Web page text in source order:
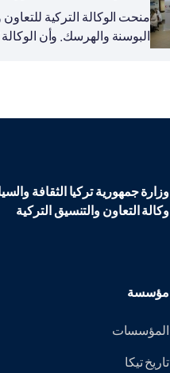
منحت الوكالة التركية
البوسنة والهرسك. وأن
وزارة جمهورية تركيا الثقافة
وكالة التعاون والتنسيق التركية
مؤسسة
المؤسسات
تاريخ تيكا